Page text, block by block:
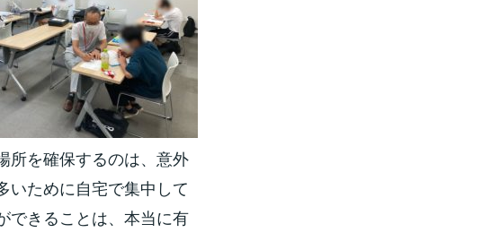
所を確保するのは、意外
いために自宅で集中して
できることは、本当に有